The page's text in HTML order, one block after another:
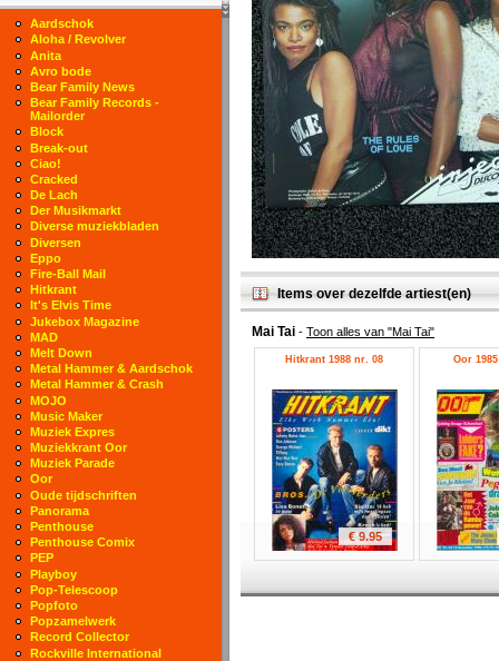
Items over dezelfde artiest(en)
Mai Tai - Toon alles van "Mai Tai"
Hitkrant 1988 nr. 08
€ 9.95
Oor
Aardschok
Aloha / Revolver
Anita
Avro bode
Bear Family News
Bear Family Records -
Mailorder
Block
Break-out
Ciao!
Cracked
De Lach
Der Musikmarkt
Diverse muziekbladen
Diversen
Eppo
Fire-Ball Mail
Hitkrant
It's Elvis Time
Jukebox Magazine
MAD
Melt Down
Metal Hammer & Aardschok
Metal Hammer & Crash
MOJO
Music Maker
Muziek Expres
Muziekkrant Oor
Muziek Parade
Oor
Oude tijdschriften
Panorama
Penthouse
Penthouse Comix
PEP
Playboy
Pop-Telescoop
Popfoto
Popzamelwerk
Record Collector
Rockville International